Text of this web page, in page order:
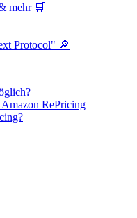
mehr 🛒
Protocol" 🔎
RePricing